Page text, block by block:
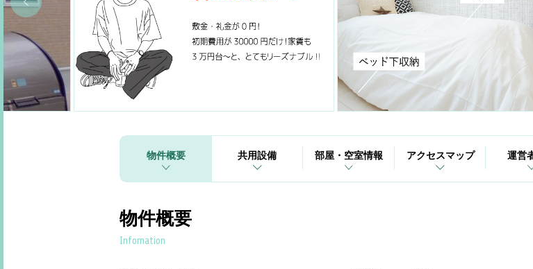
物件概要 共用設備 部屋・空室情報 アクセスマップ 運営
物件概要
Infomation